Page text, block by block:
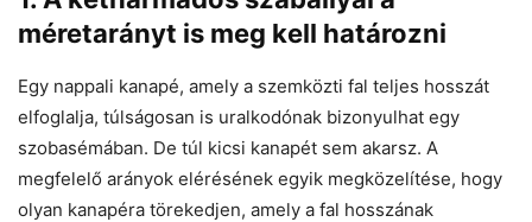
méretarányt is meg kell határozni
Egy nappali kanapé, amely a szemközti fal teljes hosszát
elfoglalja, túlságosan is uralkodónak bizonyulhat egy
szobasémában. De túl kicsi kanapét sem akarsz. A
megfelelő arányok elérésének egyik megközelítése, hogy
olyan kanapéra törekedjen, amely a fal hosszának